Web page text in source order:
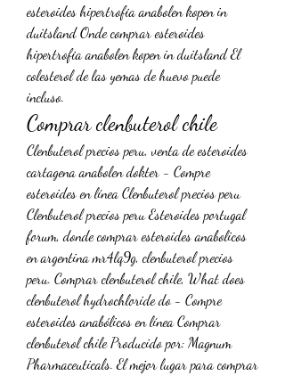
esteroides hipertrofia anabolen kopen in
duitsland Onde comprar esteroides
hipertrofia anabolen kopen in duitsland El
colesterol de las yemas de huevo puede
incluso.
Comprar clenbuterol chile
Clenbuterol precios peru, venta de esteroides
cartagena anabolen dokter - Compre
esteroides en línea Clenbuterol precios peru
Clenbuterol precios peru Esteroides portugal
forum, donde comprar esteroides anabolicos
en argentina mr4lq9g, clenbuterol precios
peru. Comprar clenbuterol chile, What does
clenbuterol hydrochloride do - Compre
esteroides anabólicos en línea Comprar
clenbuterol chile Producido por: Magnum
Pharmaceuticals. El mejor lugar para comprar